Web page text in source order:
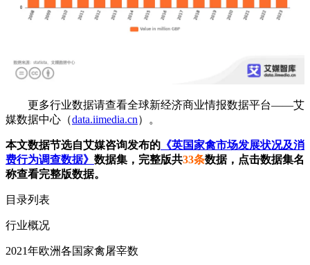
更多行业数据请查看全球新经济商业情报数据平台——艾
媒数据中心（data.iimedia.cn）。
本文数据节选自艾媒咨询发布的 《英国家禽市场发展状况及消
费行为调查数据》 数据集，完整版共33条数据，点击数据集名
称查看完整版数据。
目录列表
行业概况
2021年欧洲各国家禽屠宰数